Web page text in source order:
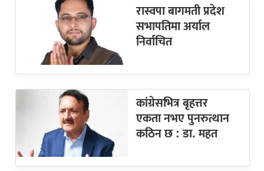
रास्वपा बागमती प्रदेश
सभापतिमा अर्याल
निर्वाचित
कांग्रेसभित्र बृहत्तर
एकता नभए पुनरुत्थान
कठिन छ : डा. महत